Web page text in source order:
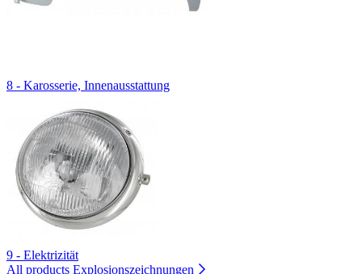
8 - Karosserie, Innenausstattung
9 - Elektrizität
All products Explosionszeichnungen